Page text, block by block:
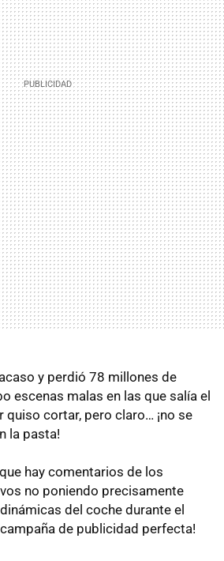
y perdió 78 millones de
escenas malas en las que salía el
quiso cortar, pero claro… ¡no se
la pasta!
hay comentarios de los
no poniendo precisamente
del coche durante el
campaña de publicidad perfecta!